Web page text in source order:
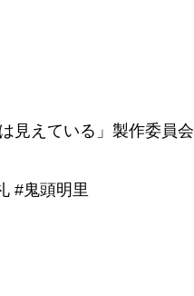
見えている」製作委員会
#鬼頭明里